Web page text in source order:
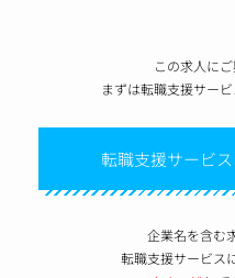
この求人にご
まずは転職支援サー
転職支援サービス
企業名を含む
転職支援サービス